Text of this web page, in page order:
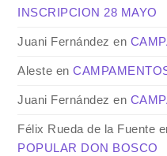
INSCRIPCION 28 MAYO
Juani Fernández en
Aleste en
Juani Fernández en
Félix Rueda de la Fuente
POPULAR DON BOSCO